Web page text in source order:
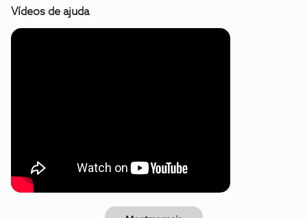
Vídeos de ajuda